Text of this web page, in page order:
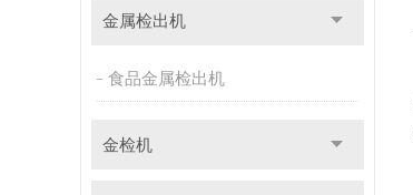
金属检出机
食品金属检出机
金检机